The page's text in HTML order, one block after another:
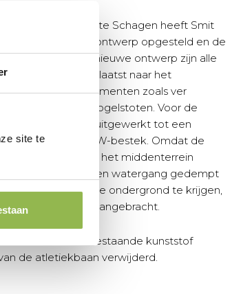
site te
van de gemeente Schagen heeft Smit
het complete ontwerp opgesteld en de
verricht. In het nieuwe ontwerp zijn alle
onderdelen verplaatst naar het
denk aan elementen zoals ver
speerwerpen en kogelstoten. Voor de
is het ontwerp uitgewerkt tot een
met RAW-bestek. Omdat de
onderdelen naar het middenterrein
verplaatst, moest een watergang gedempt
een zettingsvrije ondergrond te krijgen,
voorbelasting aangebracht.
heeft de bestaande kunststof
de atletiekbaan verwijderd.